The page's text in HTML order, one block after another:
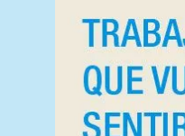
Política de Cookies